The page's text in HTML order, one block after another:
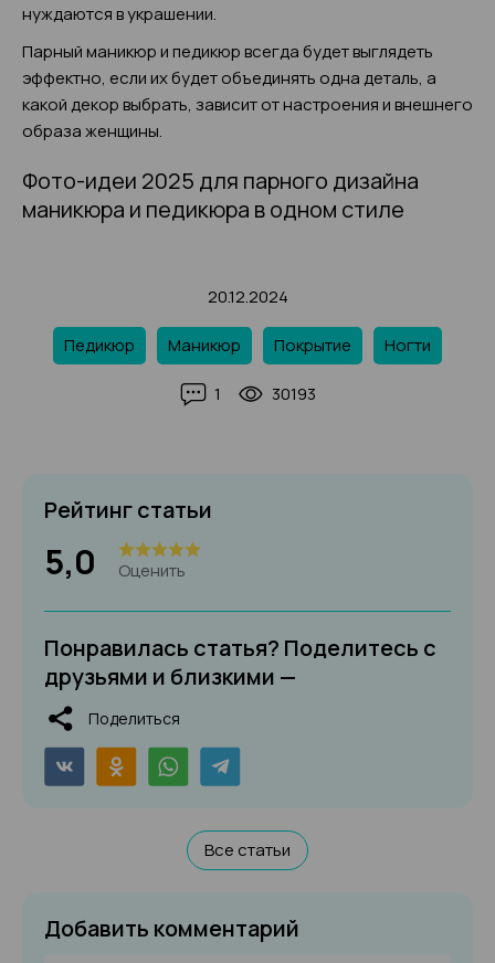
нуждаются в украшении.
Парный маникюр и педикюр всегда будет выглядеть
эффектно, если их будет объединять одна деталь, а
какой декор выбрать, зависит от настроения и внешнего
образа женщины.
Фото-идеи 2025 для парного дизайна
маникюра и педикюра в одном стиле
20.12.2024
Педикюр Маникюр Покрытие Ногти
1 30193
Рейтинг статьи
5,0 Оценить
Понравилась статья? Поделитесь с
друзьями и близкими —
Поделиться
Все статьи
Добавить комментарий